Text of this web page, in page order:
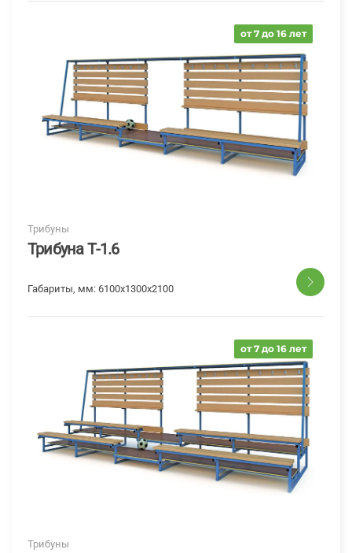
от 7 до 16 лет
Трибуны
Трибуна Т-1.6
Габариты, мм: 6100x1300x2100
от 7 до 16 лет
Трибуны